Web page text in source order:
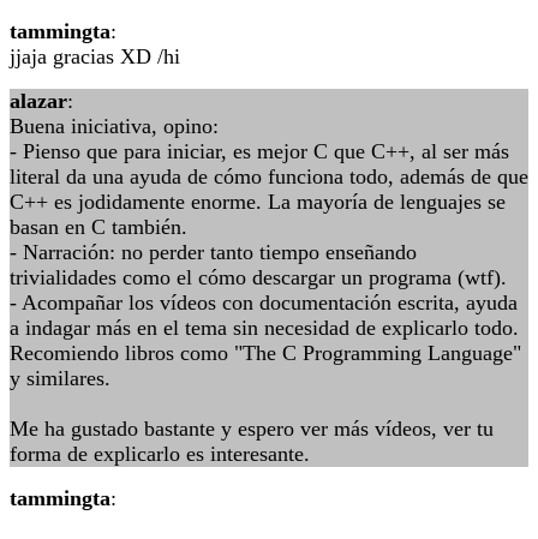
tammingta:
jjaja gracias XD /hi
alazar:
Buena iniciativa, opino:
- Pienso que para iniciar, es mejor C que C++, al ser más
literal da una ayuda de cómo funciona todo, además de que
C++ es jodidamente enorme. La mayoría de lenguajes se
basan en C también.
- Narración: no perder tanto tiempo enseñando
trivialidades como el cómo descargar un programa (wtf).
- Acompañar los vídeos con documentación escrita, ayuda
a indagar más en el tema sin necesidad de explicarlo todo.
Recomiendo libros como "The C Programming Language"
y similares.
Me ha gustado bastante y espero ver más vídeos, ver tu
forma de explicarlo es interesante.
tammingta: